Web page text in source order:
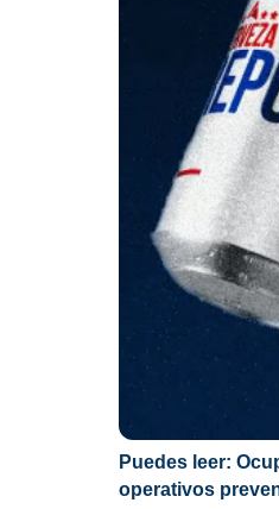
Puedes leer:
operativos